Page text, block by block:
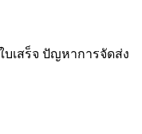
เสร็จ ปัญหาการจัดส่ง